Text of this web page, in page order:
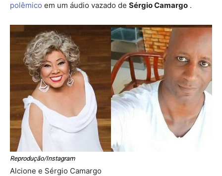
polêmico em um áudio vazado de Sérgio Camargo .
Reprodução/Instagram
Alcione e Sérgio Camargo